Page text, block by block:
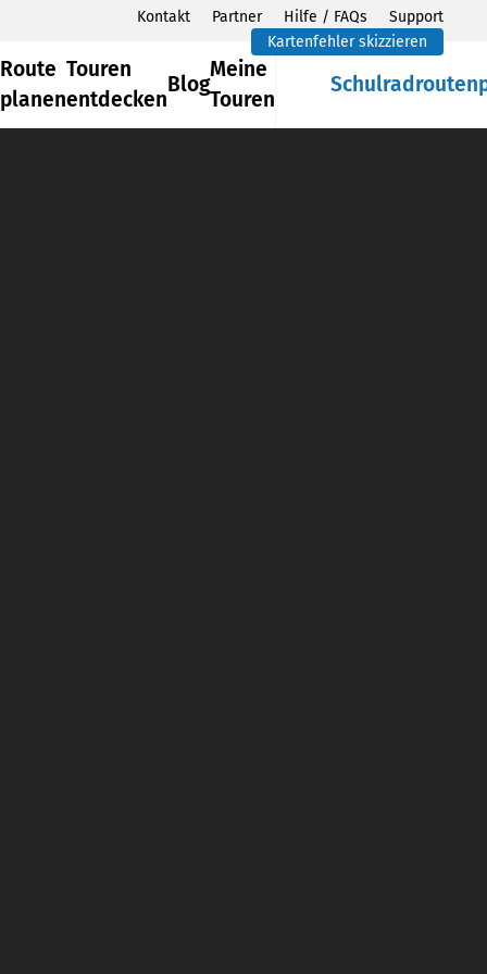
Kontakt Partner Hilfe / FAQs
Support
Kartenfehler skizzieren
Route
planen
Touren
entdecken
Blog
Meine
Touren